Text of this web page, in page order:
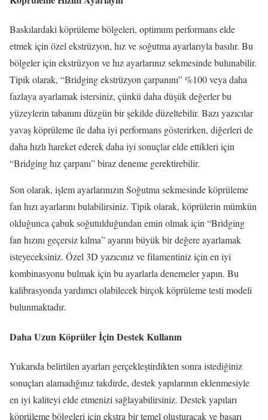
Baskılardaki köprüleme bölgeleri, optimum performans elde
etmek için özel ekstrüzyon, hız ve soğutma ayarlarıyla basılır. Bu
bölgeler için ekstrüzyon ve hız ayarlarınız sekmesinde bulunabilir.
Tipik olarak, “Bridging ekstrüzyon çarpanını” %100 veya daha
fazlaya ayarlamak istersiniz, çünkü daha düşük değerler bu
yüzeylerin tabanını düzgün bir şekilde düzeltebilir. Bazı yazıcılar
yavaş köprüleme ile daha iyi performans gösterirken, diğerleri de
daha hızlı hareket ederek daha iyi sonuçlar elde ettikleri için
“Bridging hız çarpanı” biraz deneme gerektirebilir.
Son olarak, işlem ayarlarınızın Soğutma sekmesinde köprüleme
fan hızı ayarlarını bulabilirsiniz. Tipik olarak, köprülerin mümkün
olduğunca çabuk soğutulduğundan emin olmak için “Bridging
fan hızını geçersiz kılma” ayarını büyük bir değere ayarlamak
isteyeceksiniz. Özel 3D yazıcınız ve filamentiniz için en iyi
kombinasyonu bulmak için bu ayarlarla denemeler yapın. Bu
kalibrasyonda yardımcı olabilecek birçok köprüleme testi modeli
bulunmaktadır.
Daha Uzun Köprüler İçin Destek Kullanın
Yukarıda belirtilen ayarları gerçekleştirdikten sonra istediğiniz
sonuçları alamadığınız takdirde, destek yapılarının eklenmesiyle
en iyi kaliteyi elde etmenizi sağlayabilirsiniz. Destek yapıları
köprüleme bölgeleri için ekstra bir temel oluşturacak ve başarı